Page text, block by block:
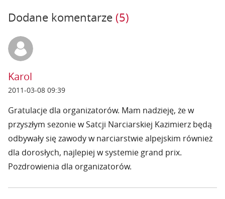
Dodane komentarze (5)
Karol
2011-03-08 09:39
Gratulacje dla organizatorów. Mam nadzieję, że w
przyszłym sezonie w Satcji Narciarskiej Kazimierz będą
odbywały się zawody w narciarstwie alpejskim również
dla dorosłych, najlepiej w systemie grand prix.
Pozdrowienia dla organizatorów.